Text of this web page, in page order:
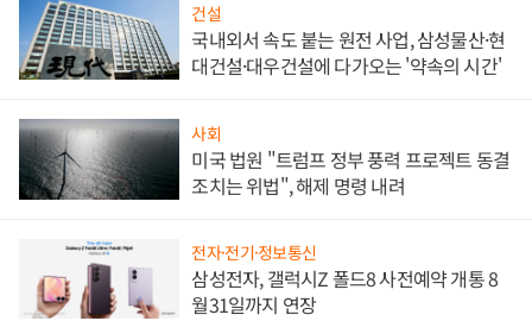
건설
국내외서 속도 붙는 원전 사업, 삼성물산·현
대건설·대우건설에 다가오는 '약속의 시간'
사회
미국 법원 "트럼프 정부 풍력 프로젝트 동결
조치는 위법", 해제 명령 내려
전자·전기·정보통신
삼성전자, 갤럭시Z 폴드8 사전예약 개통 8
월31일까지 연장